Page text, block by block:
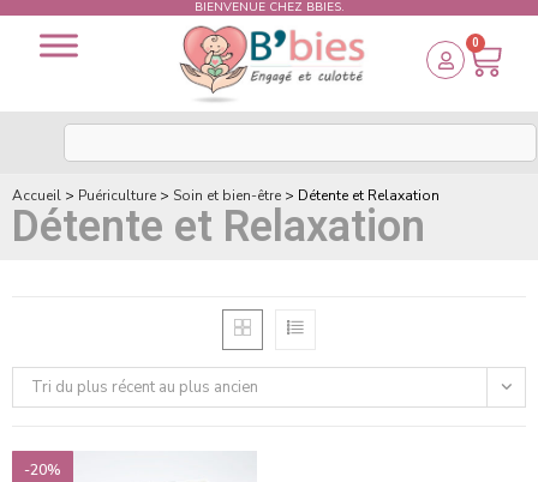
BIENVENUE CHEZ BBIES.
0
Accueil > Puériculture > Soin et bien-être > Détente et Relaxation
Détente et Relaxation
Tri du plus récent au plus ancien
-20%